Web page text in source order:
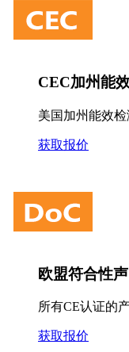
CEC加州能
美国加州能效
获取报价
欧盟符合性
所有CE认证的
获取报价